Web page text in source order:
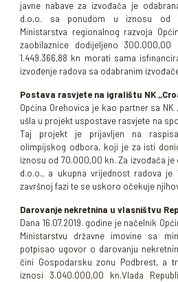
javne nabave za izvođača je
d.o.o. sa ponudom u iznosu od
Ministarstva regionalnog razvoja
zaobilaznice dodijeljeno
1.449.366,88 kn morati sama
izvođenje radova sa odabranim
Postava rasvjete na igralištu NK
Općina Orehovica je kao partner sa NK
ušla u projekt uspostave rasvjete na
Taj projekt je prijavljen na
olimpijskog odbora, koji je za isti
iznosu od 70.000,00 kn. Za izvođača
d.o.o., a ukupna vrijednost radova je
završnoj fazi te se uskoro očekuje
Darovanje nekretnina u vlasništvu
Dana 16.07.2019. godine je načelnik
Ministarstvu državne imovine sa
potpisao ugovor o darovanju
čini Gospodarsku zonu Podbrest, a
iznosi 3.040.000,00 kn.Vlada